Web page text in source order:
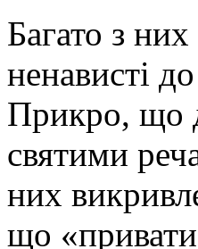
Багато з
ненависті
Прикро, що
святими
них
що